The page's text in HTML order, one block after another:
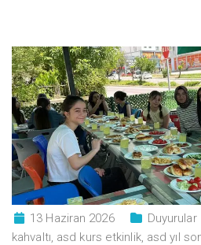
13 Haziran 2026 Duyurular
kahvaltı asd kurs etkinlik, asd yıl